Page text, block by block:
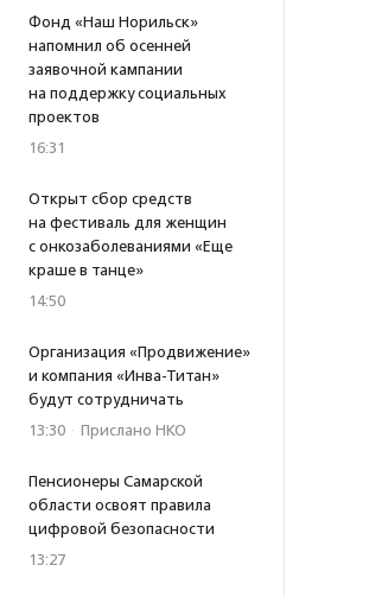
Фонд «Наш Норильск»
напомнил об осенней
заявочной кампании
на поддержку социальных
проектов
16:31
Открыт сбор средств
на фестиваль для женщин
с онкозаболеваниями «Еще
краше в танце»
14:50
Организация «Продвижение»
и компания «Инва-Титан»
будут сотрудничать
13:30 · Прислано НКО
Пенсионеры Самарской
области освоят правила
цифровой безопасности
13:27